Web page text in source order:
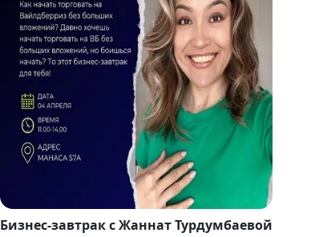
Бизнес-завтрак с Жаннат Турдумбаевой